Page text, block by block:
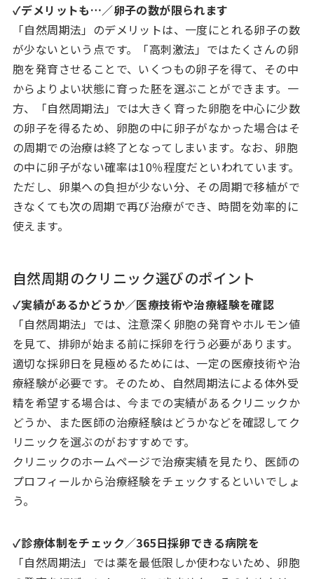
✓デメリットも…／卵子の数が限られます
「自然周期法」のデメリットは、一度にとれる卵子の数
が少ないという点です。「高刺激法」ではたくさんの卵
胞を発育させることで、いくつもの卵子を得て、その中
からよりよい状態に育った胚を選ぶことができます。一
方、「自然周期法」では大きく育った卵胞を中心に少数
の卵子を得るため、卵胞の中に卵子がなかった場合はそ
の周期での治療は終了となってしまいます。なお、卵胞
の中に卵子がない確率は10％程度だといわれています。
ただし、卵巣への負担が少ない分、その周期で移植がで
きなくても次の周期で再び治療ができ、時間を効率的に
使えます。
自然周期のクリニック選びのポイント
✓実績があるかどうか／医療技術や治療経験を確認
「自然周期法」では、注意深く卵胞の発育やホルモン値
を見て、排卵が始まる前に採卵を行う必要があります。
適切な採卵日を見極めるためには、一定の医療技術や治
療経験が必要です。そのため、自然周期法による体外受
精を希望する場合は、今までの実績があるクリニックか
どうか、また医師の治療経験はどうかなどを確認してク
リニックを選ぶのがおすすめです。
クリニックのホームページで治療実績を見たり、医師の
プロフィールから治療経験をチェックするといいでしょ
う。
✓診療体制をチェック／365日採卵できる病院を
「自然周期法」では薬を最低限しか使わないため、卵胞